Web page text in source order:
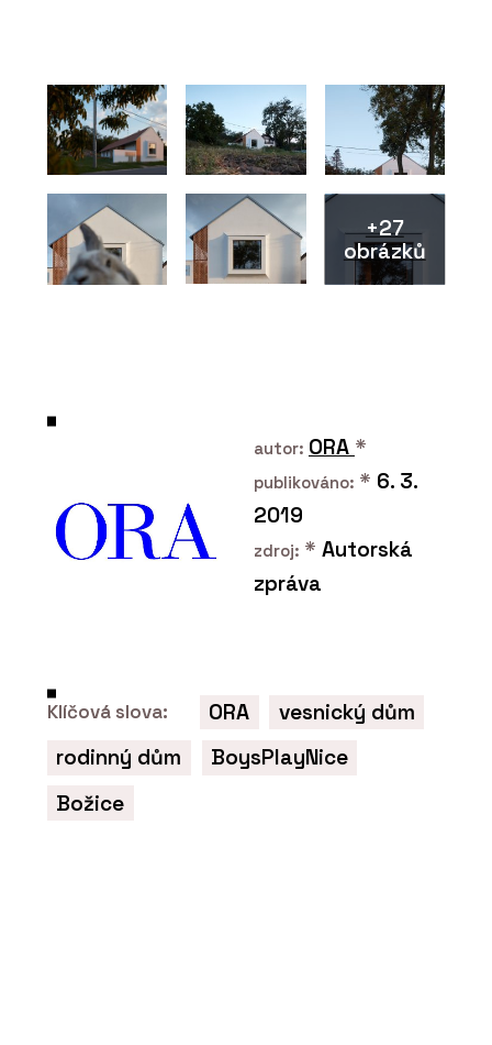
+27
obrázků
autor: ORA *
publikováno: * 6. 3.
2019
zdroj: * Autorská
zpráva
Klíčová slova: ORA
vesnický dům
rodinný dům
BoysPlayNice
Božice